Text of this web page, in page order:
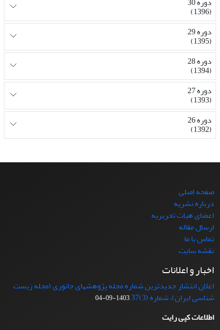
(1396)
دوره 29
(1395)
دوره 28
(1394)
دوره 27
(1393)
دوره 26
(1392)
صفحه اصلی
درباره نشریه
اعضای هیات تحریریه
ارسال مقاله
تماس با ما
نقشه سایت
اخبار و اعلانات
اعلان انتشار جدیدترین شماره مجله پژوهشهای جانوری (مجله زیست
شناسی ایران)، شماره (3)37
1403-09-04
اطلاعات کپی رایت